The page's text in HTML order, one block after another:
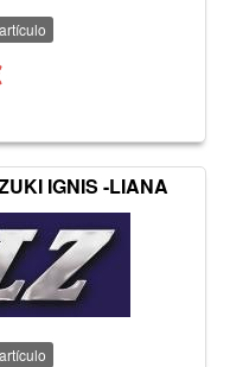
IGNIS -LIANA